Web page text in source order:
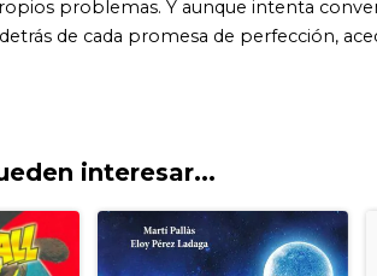
interesar...